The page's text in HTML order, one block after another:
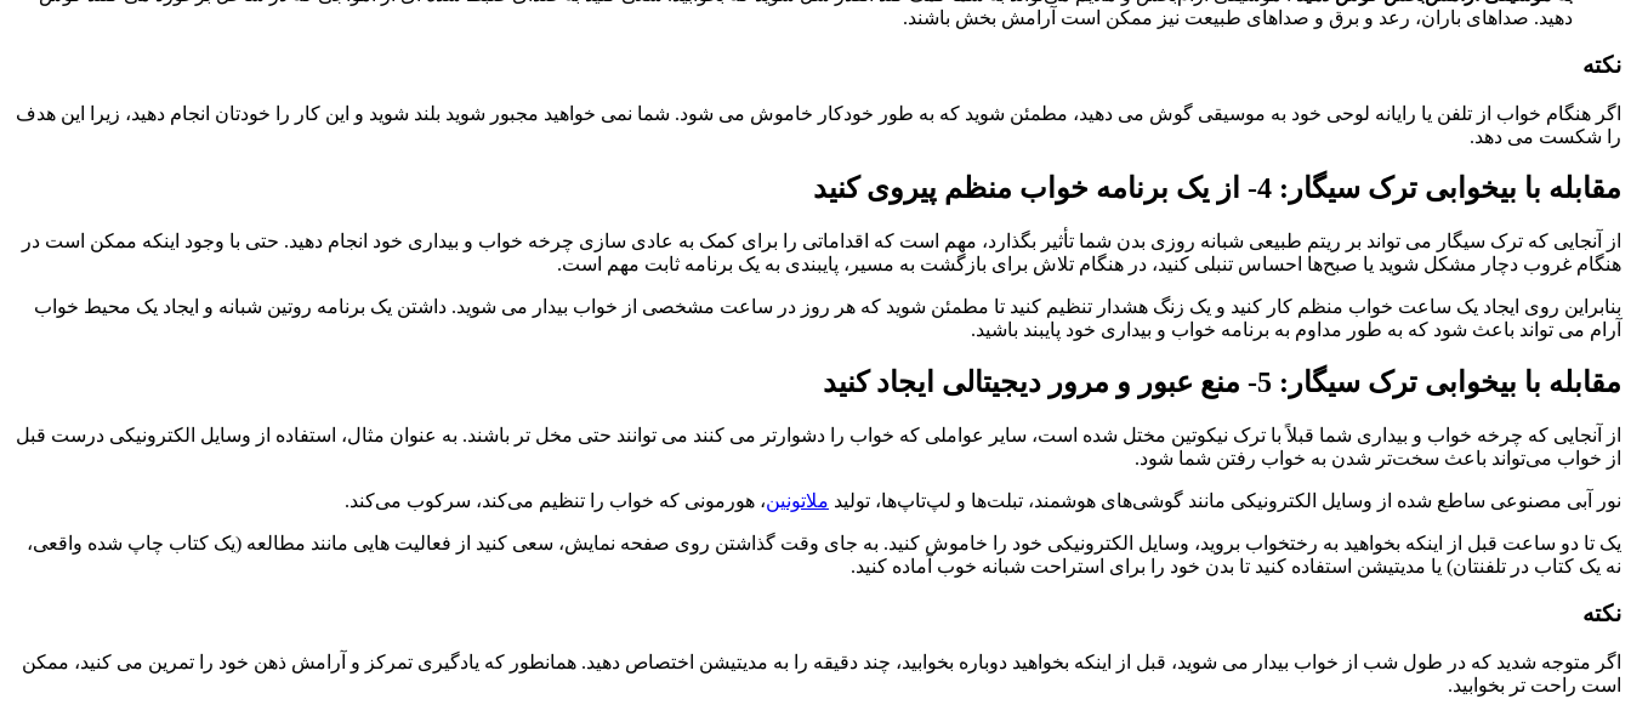
دهید. صداهای باران، رعد و برق و صداهای طبیعت نیز ممکن است آرامش بخش باشند.
نکته
اگر هنگام خواب از تلفن یا رایانه لوحی خود به موسیقی گوش می دهید، مطمئن شوید که به طور خودکار خاموش می شود. شما نمی خواهید مجبور شوید بلند شوید و این کار را خودتان انجام دهید، زیرا این هدف
را شکست می دهد.
مقابله با بیخوابی ترک سیگار: 4- از یک برنامه خواب منظم پیروی کنید
از آنجایی که ترک سیگار می تواند بر ریتم طبیعی شبانه روزی بدن شما تأثیر بگذارد، مهم است که اقداماتی را برای کمک به عادی سازی چرخه خواب و بیداری خود انجام دهید. حتی با وجود اینکه ممکن است در
هنگام غروب دچار مشکل شوید یا صبح‌ها احساس تنبلی کنید، در هنگام تلاش برای بازگشت به مسیر، پایبندی به یک برنامه ثابت مهم است.
بنابراین روی ایجاد یک ساعت خواب منظم کار کنید و یک زنگ هشدار تنظیم کنید تا مطمئن شوید که هر روز در ساعت مشخصی از خواب بیدار می شوید. داشتن یک برنامه روتین شبانه و ایجاد یک محیط خواب
آرام می تواند باعث شود که به طور مداوم به برنامه خواب و بیداری خود پایبند باشید.
مقابله با بیخوابی ترک سیگار: 5- منع عبور و مرور دیجیتالی ایجاد کنید
از آنجایی که چرخه خواب و بیداری شما قبلاً با ترک نیکوتین مختل شده است، سایر عواملی که خواب را دشوارتر می کنند می توانند حتی مخل تر باشند. به عنوان مثال، استفاده از وسایل الکترونیکی درست قبل
از خواب می‌تواند باعث سخت‌تر شدن به خواب رفتن شما شود.
نور آبی مصنوعی ساطع شده از وسایل الکترونیکی مانند گوشی‌های هوشمند، تبلت‌ها و لپ‌تاپ‌ها، تولید ملاتونین، هورمونی که خواب را تنظیم می‌کند، سرکوب می‌کند.
یک تا دو ساعت قبل از اینکه بخواهید به رختخواب بروید، وسایل الکترونیکی خود را خاموش کنید. به جای وقت گذاشتن روی صفحه نمایش، سعی کنید از فعالیت هایی مانند مطالعه (یک کتاب چاپ شده واقعی،
نه یک کتاب در تلفنتان) یا مدیتیشن استفاده کنید تا بدن خود را برای استراحت شبانه خوب آماده کنید.
نکته
اگر متوجه شدید که در طول شب از خواب بیدار می شوید، قبل از اینکه بخواهید دوباره بخوابید، چند دقیقه را به مدیتیشن اختصاص دهید. همانطور که یادگیری تمرکز و آرامش ذهن خود را تمرین می کنید، ممکن
است راحت تر بخوابید.